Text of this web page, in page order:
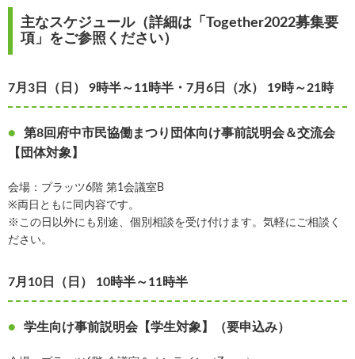
主なスケジュール（詳細は「Together2022募集要
項」をご参照ください）
7月3日（日） 9時半～11時半・7月6日（水） 19時～21時
第8回府中市民協働まつり団体向け事前説明会＆交流会
【団体対象】
会場：プラッツ6階 第1会議室B
※両日ともに同内容です。
※この日以外にも別途、個別相談を受け付けます。気軽にご相談く
ださい。
7月10日（日） 10時半～11時半
学生向け事前説明会【学生対象】（要申込み）